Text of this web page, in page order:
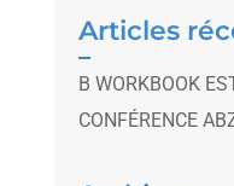
Articles
B WORKBOOK
CONFÉRENCE